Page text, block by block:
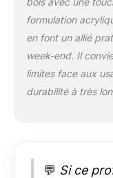
formulation
en font un allié
week-end. Il
limites face aux
durabilité à très
💬 Si ce